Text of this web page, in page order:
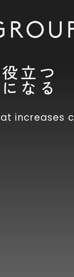
立つ
なる
increases